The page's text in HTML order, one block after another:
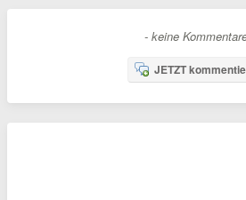
- keine
JETZT